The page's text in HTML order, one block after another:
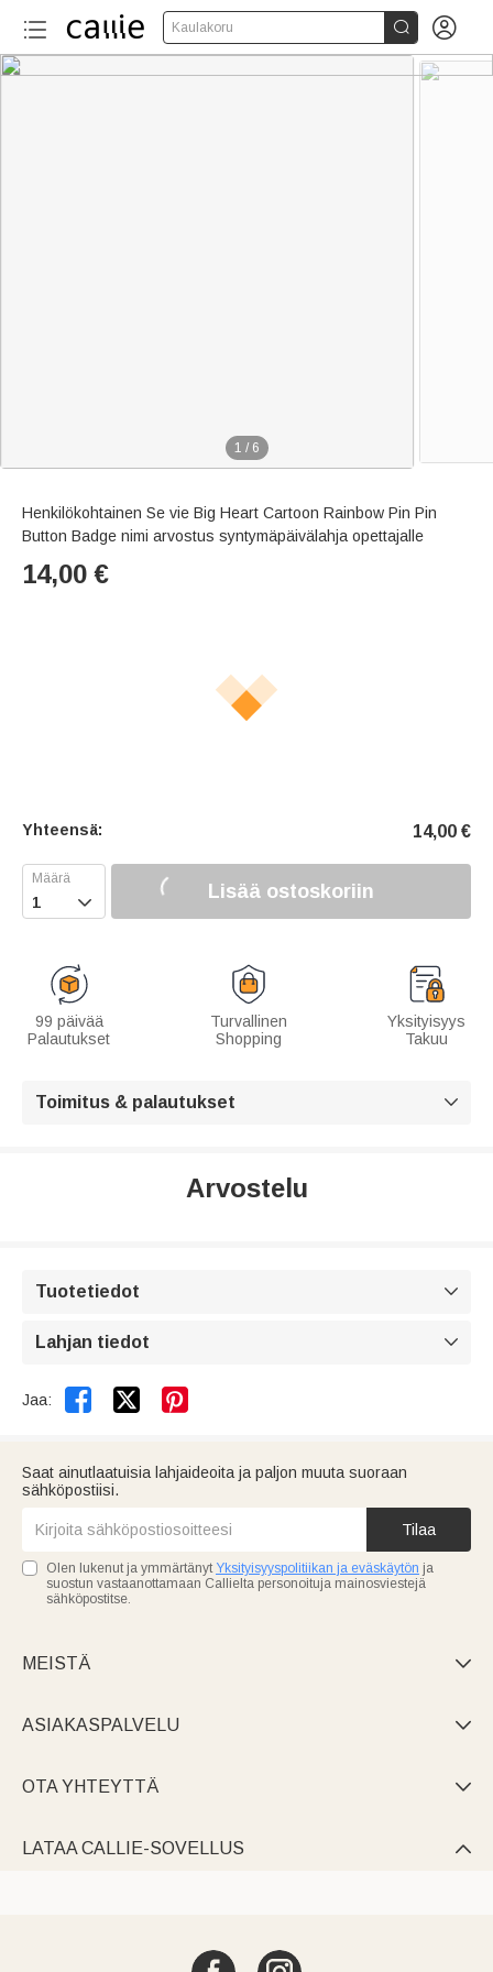
Kaulakoru  
1 / 6
Henkilökohtainen Se vie Big Heart Cartoon Rainbow Pin Pin
Button Badge nimi arvostus syntymäpäivälahja opettajalle
14,00 €
Yhteensä: 14,00 €
 Lisää ostoskoriin
99 päivää
Palautukset
Turvallinen
Shopping
Yksityisyys
Takuu
Toimitus & palautukset 
Arvostelu
Tuotetiedot 
Lahjan tiedot 
Jaa:  
Saat ainutlaatuisia lahjaideoita ja paljon muuta suoraan
sähköpostiisi.
Tilaa
Olen lukenut ja ymmärtänyt Yksityisyyspolitiikan ja eväskäytön ja
suostun vastaanottamaan Callielta personoituja mainosviestejä
sähköpostitse.
MEISTÄ 
ASIAKASPALVELU 
OTA YHTEYTTÄ 
LATAA CALLIE-SOVELLUS 